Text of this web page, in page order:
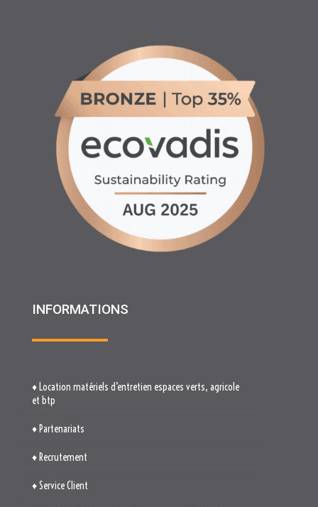
INFORMATIONS
♦ Location matériels d’entretien espaces verts, agricole
et btp
♦ Partenariats
♦ Recrutement
♦ Service Client